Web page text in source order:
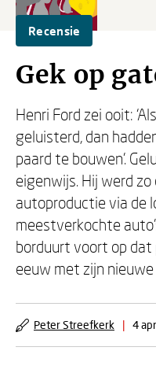
Recensie
Gek op
Henri Ford zei ooit:
geluisterd, dan
paard te bouwen’.
eigenwijs. Hij werd
autoproductie via de
meestverkochte
borduurt voort op dat
eeuw met zijn nieuwe
Peter Streefkerk | 4